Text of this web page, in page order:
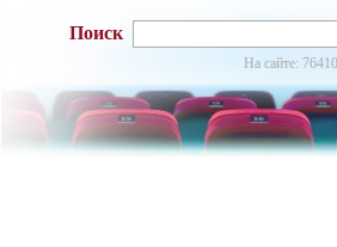
Поиск
На сайте: